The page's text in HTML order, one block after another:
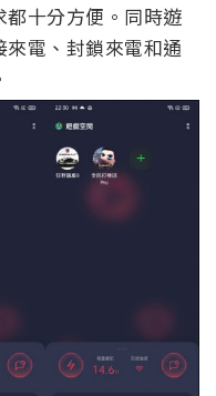
十分方便。同時遊
電、封鎖來電和通